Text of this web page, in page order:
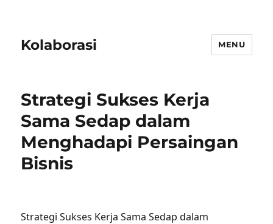
Kolaborasi MENU
Strategi Sukses Kerja
Sama Sedap dalam
Menghadapi Persaingan
Bisnis
Strategi Sukses Kerja Sama Sedap dalam